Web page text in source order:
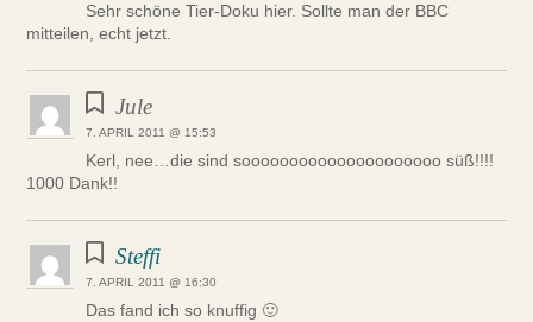
Sehr schöne Tier-Doku hier. Sollte man der BBC
mitteilen, echt jetzt.
Jule
7. APRIL 2011 @ 15:53
Kerl, nee…die sind sooooooooooooooooooooo süß!!!!
1000 Dank!!
Steffi
7. APRIL 2011 @ 16:30
Das fand ich so knuffig 🙂